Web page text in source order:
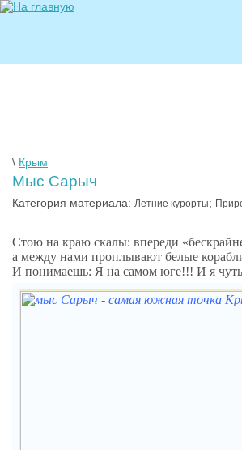
\ Крым
Мыс Сарыч
Категория материала: Летние курорты;
Стою на краю скалы: впереди
а между нами проплывают белые
И понимаешь: Я на самом юге!!! И я